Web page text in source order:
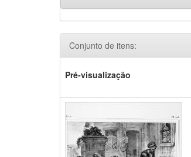
Conjunto de itens:
Pré-visualização